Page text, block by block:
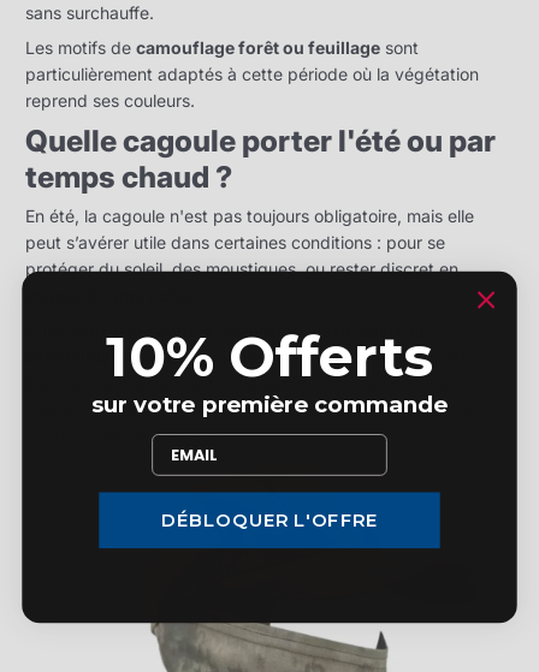
sans surchauffe.
Les motifs de camouflage forêt ou feuillage sont
particulièrement adaptés à cette période où la végétation
reprend ses couleurs.
Quelle cagoule porter l'été ou par
temps chaud ?
En été, la cagoule n'est pas toujours obligatoire, mais elle
peut s’avérer utile dans certaines conditions : pour se
protéger du soleil, des moustiques, ou rester discret en
cagoule respirante, ultra légère et
, souvent en maille fine ou en tissu micro-perforé.
Elle doit permettre une bonne aération tout en couvrant le
visage de manière discrète. Les modèles avec traitement
anti-UV sont un vrai plus.
10% Offerts
sur votre première commande
DÉBLOQUER L'OFFRE